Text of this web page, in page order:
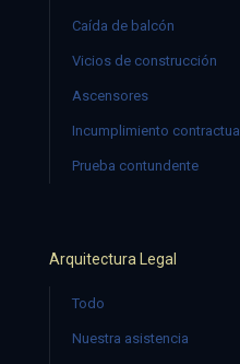
Caída de balcón
Vicios de construcción
Ascensores
Incumplimiento contractual
Prueba contundente
Arquitectura Legal
Todo
Nuestra asistencia